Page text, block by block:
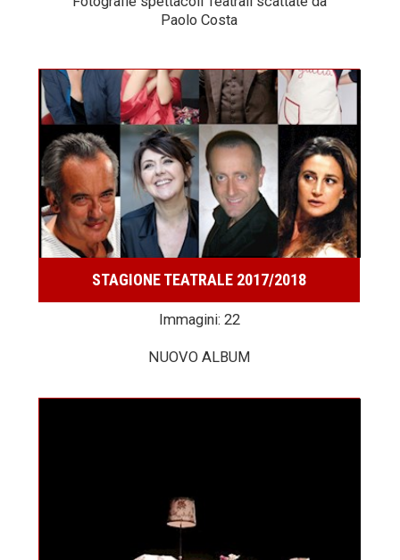
Paolo Costa
STAGIONE TEATRALE 2017/2018
Immagini: 22
NUOVO ALBUM